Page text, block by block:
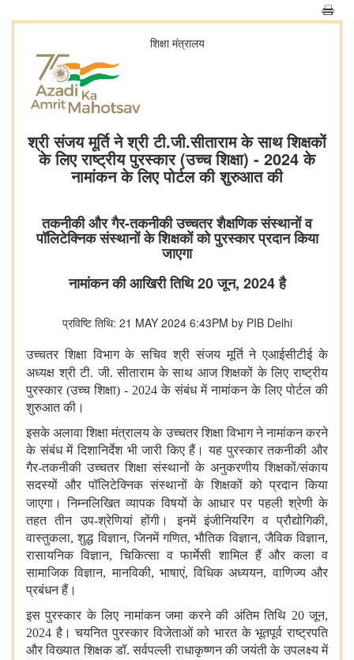
शिक्षा मंत्रालय
श्री संजय मूर्ति ने श्री टी.जी.सीताराम के साथ शिक्षकों
के लिए राष्ट्रीय पुरस्कार (उच्च शिक्षा) - 2024 के
नामांकन के लिए पोर्टल की शुरुआत की
तकनीकी और गैर-तकनीकी उच्चतर शैक्षणिक संस्थानों व
पॉलिटेक्निक संस्थानों के शिक्षकों को पुरस्कार प्रदान किया
जाएगा
नामांकन की आखिरी तिथि 20 जून, 2024 है
प्रविष्टि तिथि: 21 MAY 2024 6:43PM by PIB Delhi
उच्चतर शिक्षा विभाग के सचिव श्री संजय मूर्ति ने एआईसीटीई के
अध्यक्ष श्री टी. जी. सीताराम के साथ आज शिक्षकों के लिए राष्ट्रीय
पुरस्कार (उच्च शिक्षा) - 2024 के संबंध में नामांकन के लिए पोर्टल की
शुरुआत की।
इसके अलावा शिक्षा मंत्रालय के उच्चतर शिक्षा विभाग ने नामांकन करने
के संबंध में दिशानिर्देश भी जारी किए हैं। यह पुरस्कार तकनीकी और
गैर-तकनीकी उच्चतर शिक्षा संस्थानों के अनुकरणीय शिक्षकों/संकाय
सदस्यों और पॉलिटेक्निक संस्थानों के शिक्षकों को प्रदान किया
जाएगा।
निम्नलिखित व्यापक विषयों के आधार पर पहली श्रेणी के
तहत तीन उप-श्रेणियां होंगी। इनमें इंजीनियरिंग व प्रौद्योगिकी,
वास्तुकला, शुद्ध विज्ञान, जिनमें गणित, भौतिक विज्ञान, जैविक विज्ञान,
रासायनिक विज्ञान, चिकित्सा व फार्मेसी शामिल हैं और कला व
सामाजिक विज्ञान, मानविकी, भाषाएं, विधिक अध्ययन, वाणिज्य और
प्रबंधन हैं।
इस पुरस्कार के लिए नामांकन जमा करने की अंतिम तिथि 20 जून,
2024 है। चयनित पुरस्कार विजेताओं को भारत के भूतपूर्व राष्ट्रपति
और विख्यात शिक्षक डॉ. सर्वपल्ली राधाकृष्णन की जयंती के उपलक्ष्य में